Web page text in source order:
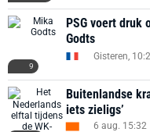
9
PSG voert druk
Godts
Gisteren,
Buitenlandse
iets zieligs’
6 aug. 15:32